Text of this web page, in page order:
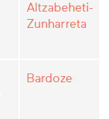
Altzabeheti-
Zunharreta
Bardoze